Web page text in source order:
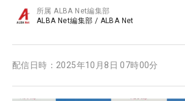
所属ALBA Net編集部
ALBA Net編集部 / ALBA Net
配信日時： 2025年10月8日 07時00分